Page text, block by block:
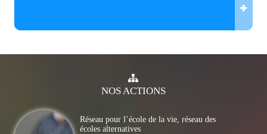
NOSACTIONS
Réseau pour l’école de la vie, réseau des
écoles alternatives